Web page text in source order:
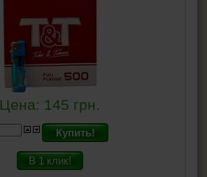
Цена: 145 грн.
Купить!
В 1 клик!